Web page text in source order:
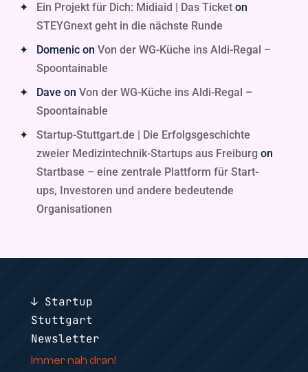
Ein Projekt für Dich: Midiaid | Das Ticketon
STEYGnext geht in die nächste Runde
Domenicon Von der WG-Küche ins Aldi-Regal –
Spoontainable
Dave on Von der WG-Küche ins Aldi-Regal –
Spoontainable
Startup-Stuttgart.de | Die Erfolgsgeschichte
zweier Medizintechnik-Startups aus Freiburg on
Startbase – eine zentrale Plattform für Start-
ups, Investoren und andere bedeutende
Organisationen
↓ Startup
Stuttgart
Newsletter
Immer nah dran!